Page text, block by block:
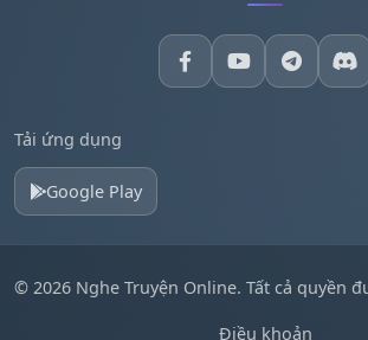
Tải ứng dụng
Google Play
© 2026 Nghe Truyện Online. Tất cả quyền
Điều khoản